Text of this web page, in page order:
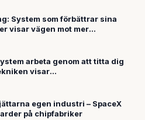
System som förbättrar sina
visar vägen mot mer
arbeta genom att titta dig
visar
på över 80 procent
egen industri – SpaceX
på chipfabriker